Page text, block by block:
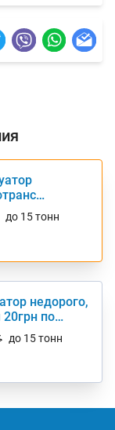
до 15 тонн
недорого,
по
до 15 тонн